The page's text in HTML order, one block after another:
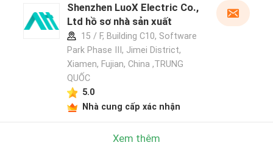
Shenzhen LuoX Electric Co.,
Ltd hồ sơ nhà sản xuất
15 / F, Building C10, Software
Park Phase III, Jimei District,
Xiamen, Fujian, China ,TRUNG
QUỐC
5.0
Nhà cung cấp xác nhận
Xem thêm